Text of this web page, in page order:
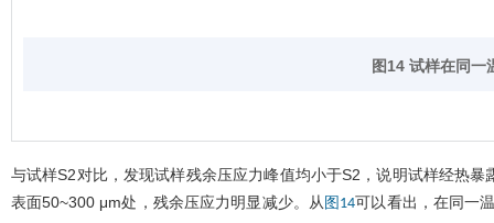
图14 试样在同一
与试样S2对比，发现试样残余压应力峰值均小于S2，说明试样经热
表面50~300 μm处，残余压应力明显减少。从 图14可以看出，在同一